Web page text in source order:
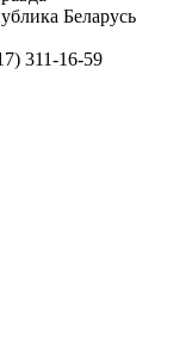
Беларусь
311-16-59